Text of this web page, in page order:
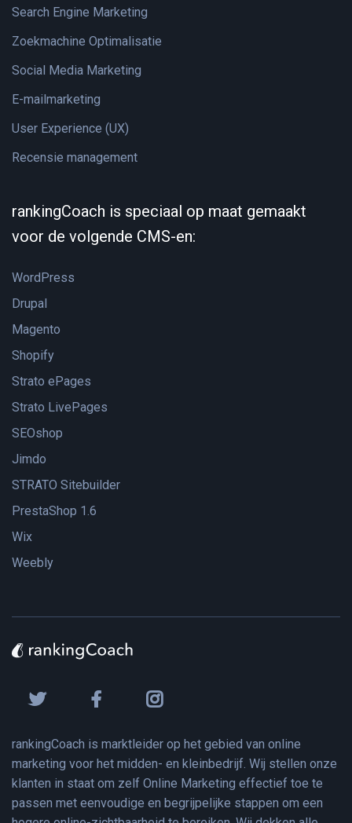
Search Engine Marketing
Zoekmachine Optimalisatie
Social Media Marketing
E-mailmarketing
User Experience (UX)
Recensie management
rankingCoach is speciaal op maat gemaakt
voor de volgende CMS-en:
WordPress
Drupal
Magento
Shopify
Strato ePages
Strato LivePages
SEOshop
Jimdo
STRATO Sitebuilder
PrestaShop 1.6
Wix
Weebly
rankingCoach is marktleider op het gebied van online
marketing voor het midden- en kleinbedrijf. Wij stellen onze
klanten in staat om zelf Online Marketing effectief toe te
passen met eenvoudige en begrijpelijke stappen om een